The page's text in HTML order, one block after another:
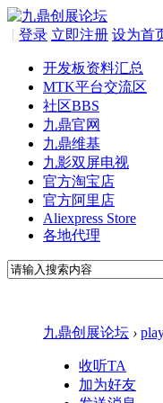
登录
| 立即注册 设为首
开发板资料汇总
MTK平台交流区
社区BBS
九鼎官网
九鼎维基
九影双屏电视
官方淘宝店
官方阿里店
Aliexpress Store
各地代理
九鼎创展论坛 ›
收听TA
加为好友